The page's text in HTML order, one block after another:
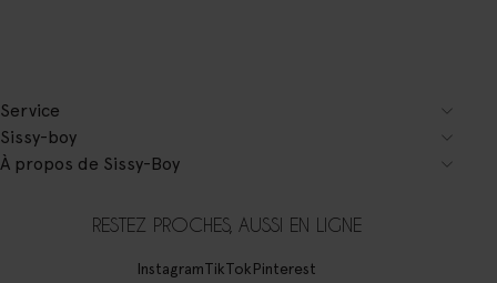
Service
Sissy-boy
À propos de Sissy-Boy
RESTEZ PROCHES, AUSSI EN LIGNE
InstagramTikTokPinterest